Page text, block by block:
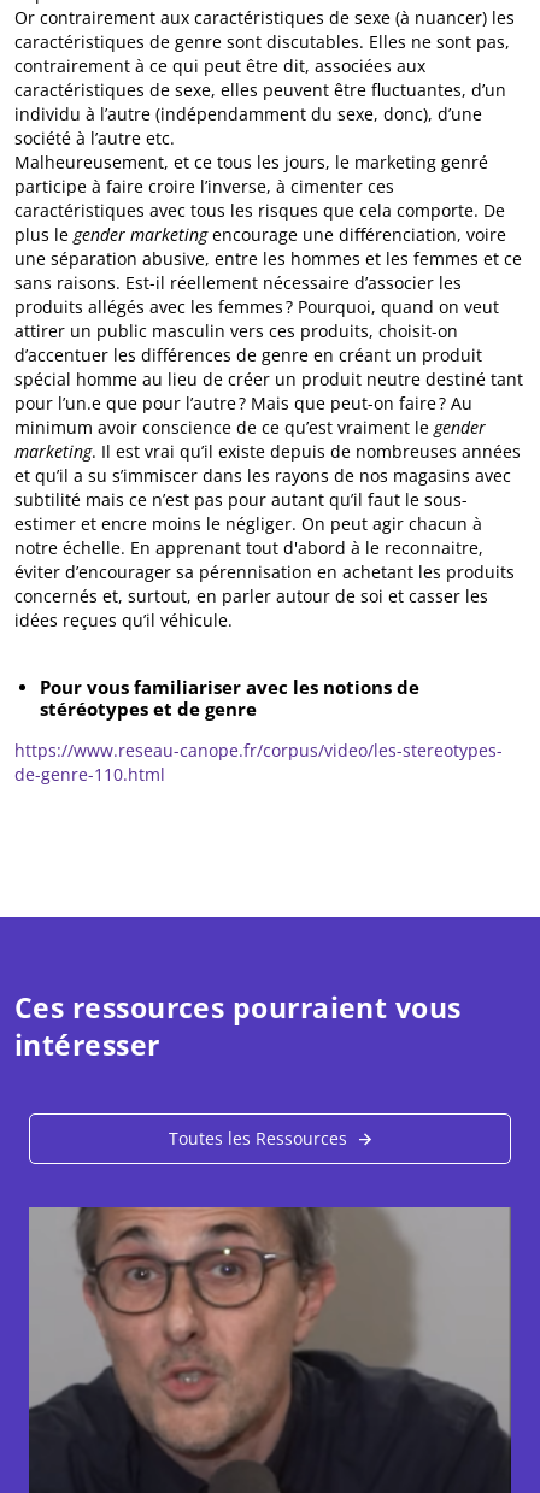
Or contrairement aux caractéristiques de sexe (à nuancer) les
caractéristiques de genre sont discutables. Elles ne sont pas,
contrairement à ce qui peut être dit, associées aux
caractéristiques de sexe, elles peuvent être fluctuantes, d’un
individu à l’autre (indépendamment du sexe, donc), d’une
société à l’autre etc.
Malheureusement, et ce tous les jours, le marketing genré
participe à faire croire l’inverse, à cimenter ces
caractéristiques avec tous les risques que cela comporte. De
plus le gender marketingencourage une différenciation, voire
une séparation abusive, entre les hommes et les femmes et ce
sans raisons. Est-il réellement nécessaire d’associer les
produits allégés avec les femmes ? Pourquoi, quand on veut
attirer un public masculin vers ces produits, choisit-on
d’accentuer les différences de genre en créant un produit
spécial homme au lieu de créer un produit neutre destiné tant
pour l’un.e que pour l’autre ? Mais que peut-on faire ? Au
minimum avoir conscience de ce qu’est vraiment le gender
marketing. Il est vrai qu’il existe depuis de nombreuses années
et qu’il a su s’immiscer dans les rayons de nos magasins avec
subtilité mais ce n’est pas pour autant qu’il faut le sous-
estimer et encre moins le négliger. On peut agir chacun à
notre échelle. En apprenant tout d'abord à le reconnaitre,
éviter d’encourager sa pérennisation en achetant les produits
concernés et, surtout, en parler autour de soi et casser les
idées reçues qu’il véhicule.
Pour vous familiariser avec les notions de
stéréotypes et de genre
https://www.reseau-canope.fr/corpus/video/les-stereotypes-
de-genre-110.html
Ces ressources pourraient vous
intéresser
Toutes les Ressources